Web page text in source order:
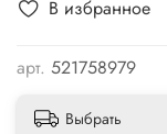
В избранное
арт. 521758979
Выбрать